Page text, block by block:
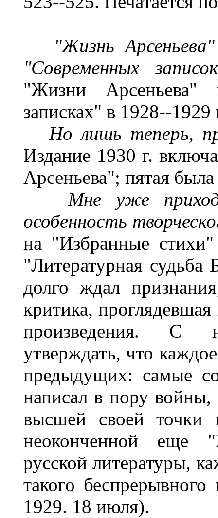
"Жизнь
"Современных
"Жизни Арсеньева"
записках" в 1928--
Но лишь теперь,
Издание 1930 г.
Арсеньева"; пятая
Мне уже
особенность
на "Избранные
"Литературная
долго ждал
критика,
произведения. С
утверждать, что
предыдущих: самые
написал в пору
высшей своей точки
неоконченной еще
русской литературы,
такого
1929. 18 июля).